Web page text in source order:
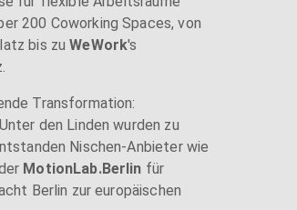
200 Coworking Spaces, von
bis zuWeWork's
Transformation:
den Linden wurden zu
Nischen-Anbieter wie
MotionLab.Berlin für
Berlin zur europäischen